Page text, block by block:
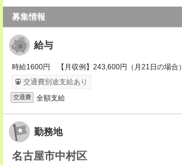
募集情報
給与
時給1600円 【月収例】243,600円（月21日の場合）
交通費別途支給あり
交通費 全額支給
勤務地
名古屋市中村区